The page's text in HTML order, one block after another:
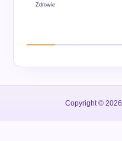
Zdrowie
Copyright © 2026